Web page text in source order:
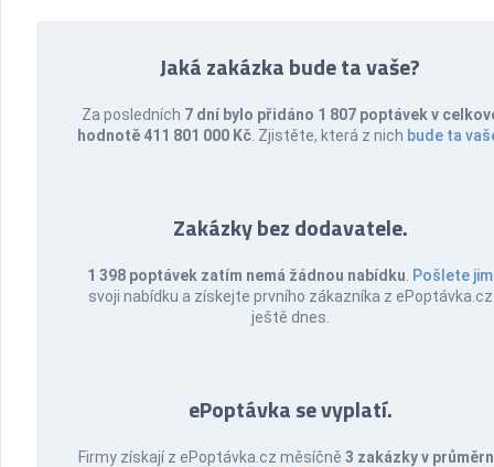
Jaká zakázka bude ta vaše?
Za posledních 7 dní bylo přidáno 1 807 poptávek v
hodnotě 411 801 000 Kč . Zjistěte, která z nich bude ta
Zakázky bez dodavatele.
1 398 poptávek zatím nemá žádnou nabídku Pošlete jim
svoji nabídku a získejte prvního zákazníka z ePoptávka.cz
ještě dnes.
ePoptávka se vyplatí.
Firmy získají z ePoptávka.cz měsíčně 3 zakázky v